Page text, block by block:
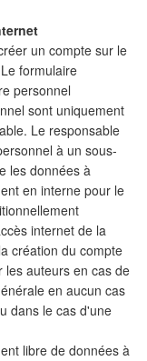
un compte sur le
formulaire
personnel
sont uniquement
Le responsable
à un sous-
les données à
en interne pour le
internet de la
création du compte
les auteurs en cas de
en aucun cas
dans le cas d'une
libre de données à